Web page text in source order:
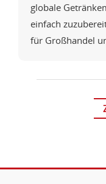
globale
einfach
für Großhandel